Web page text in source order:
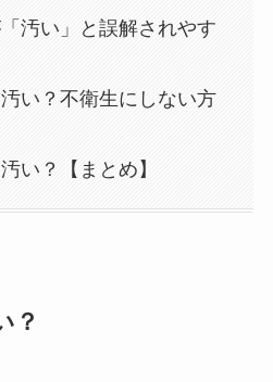
汚い」と誤解されやす
い？不衛生にしない方
い？【まとめ】
？